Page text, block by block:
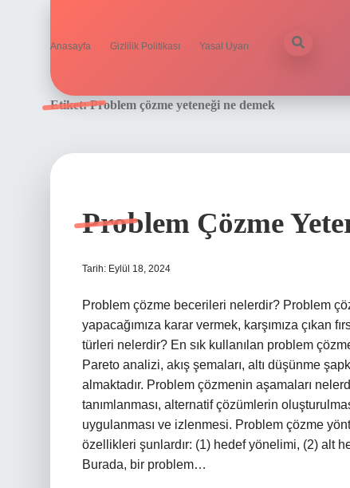
Anasayfa Gizlilik Politikası Yasal Uyarı
Etiket:Problem çözme yeteneği ne demek
Problem Çözme
Tarih: Eylül 18, 2024
Problem çözme becerileri nelerdir? Problem
yapacağımıza karar vermek, karşımıza çıkan
türleri nelerdir? En sık kullanılan problem
Pareto analizi, akış şemaları, altı düşünme
almaktadır. Problem çözmenin aşamaları
tanımlanması, alternatif çözümlerin
uygulanması ve izlenmesi. Problem çözme
özellikleri şunlardır: (1) hedef yönelimi, (2) alt
Burada, bir problem…